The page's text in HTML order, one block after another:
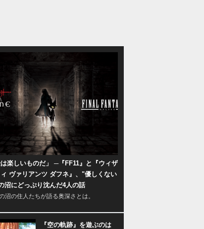
は楽しいものだ」 ─『FF11』と『ウィザ
ヴァリアンツ ダフネ』、"優しくない
沼にどっぷり沈んだ4人の話
沼の住人たちが語る奥深さとは。
『空の軌跡』を遊ぶのは